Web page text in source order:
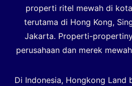
properti ritel mewah di
terutama di Hong Kong,
Jakarta. Properti-
perusahaan dan merek
Di Indonesia, Hongkong Land